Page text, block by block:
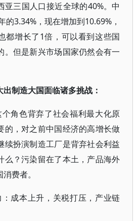
亚三国人口接近全球的40%。中
的3.34%，现在增加到10.69%，
都增长了1倍，可以看到这些国
。但是新兴市场国家仍然会有一
制造大国面临诸多挑战：
角色背弃了社会福利最大化原
的，对之前中国经济的高增长做
续扮演制造工厂是背弃社会利益
么？污染留在了本土，产品海外
费者。
成本上升，关税打压，产业链